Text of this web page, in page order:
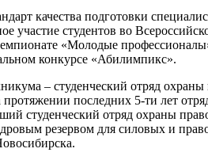
качества подготовки
участие студентов во
«Молодые
конкурсе «Абилимпикс».
– студенческий отряд охраны
протяжении последних 5-ти лет
студенческий отряд охраны
резервом для силовых и